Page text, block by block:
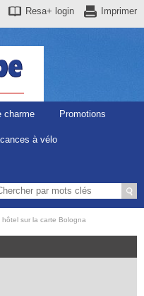
Imprimer
Resa+ login
charme Promotions
à vélo
hôtel sur la carte Bologna